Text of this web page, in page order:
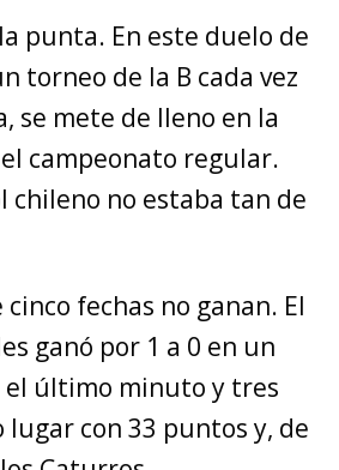
punta. En este duelo de
torneo de la B cada vez
se mete de lleno en la
campeonato regular.
chileno no estaba tan de
fechas no ganan. El
ganó por 1 a 0 en un
el último minuto y tres
lugar con 33 puntos y, de